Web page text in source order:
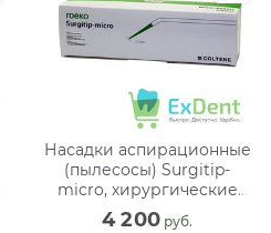
Насадки аспирационные
(пылесосы) Surgitip-
micro, хирургические
стерильные, 1.2 мм (20 шт)
4 200 руб.